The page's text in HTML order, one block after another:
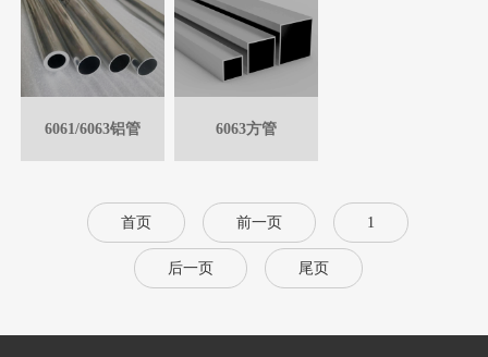
6061/6063铝管 6063方管
首页 前一页 1
后一页 尾页